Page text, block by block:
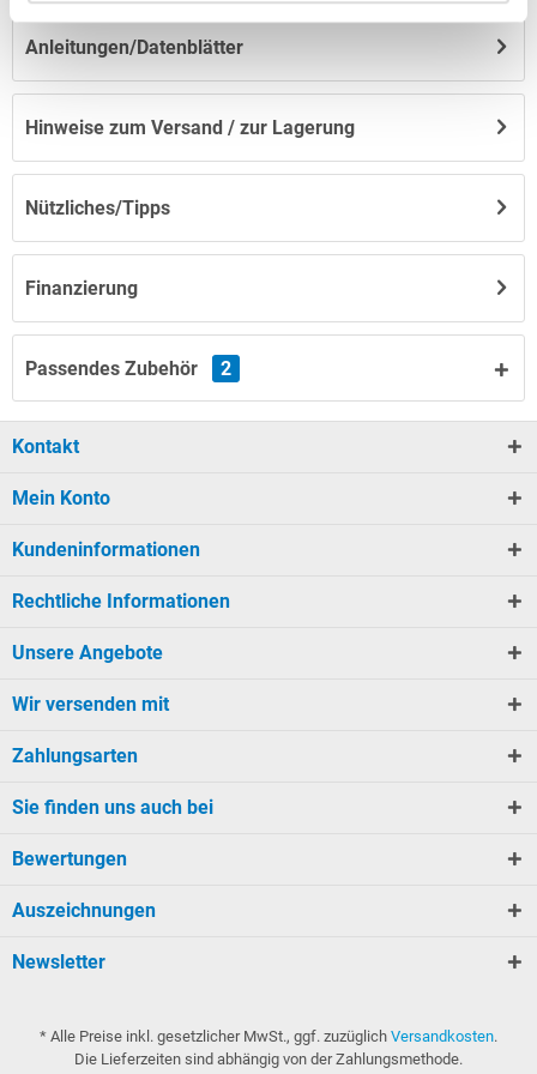
Finanzierung
Anleitungen/Datenblätter
Hinweise zum Versand / zur Lagerung
Nützliches/Tipps
Passendes Zubehör 2
Kontakt
Mein Konto
Kundeninformationen
Rechtliche Informationen
Unsere Angebote
Wir versenden mit
Zahlungsarten
Sie finden uns auch bei
Bewertungen
Auszeichnungen
Newsletter
* Alle Preise inkl. gesetzlicher MwSt., ggf. zuzüglich Versandkosten.
Die Lieferzeiten sind abhängig von der Zahlungsmethode.